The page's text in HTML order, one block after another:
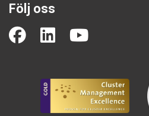
Följ oss
(opens in a
(opens in a
(opens